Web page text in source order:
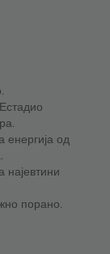
енергија од
најевтини
порано.